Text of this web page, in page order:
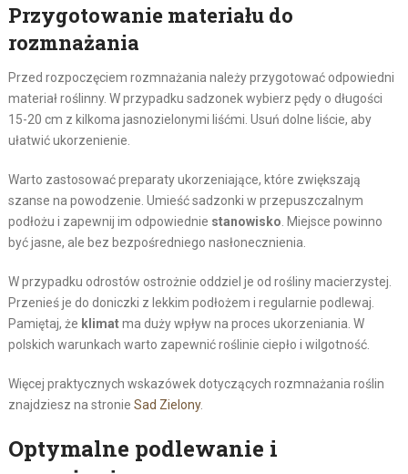
Przygotowanie materiału do
rozmnażania
Przed rozpoczęciem rozmnażania należy przygotować odpowiedni
materiał roślinny. W przypadku sadzonek wybierz pędy o długości
15-20 cm z kilkoma jasnozielonymi liśćmi. Usuń dolne liście, aby
ułatwić ukorzenienie.
Warto zastosować preparaty ukorzeniające, które zwiększają
szanse na powodzenie. Umieść sadzonki w przepuszczalnym
podłożu i zapewnij im odpowiednie stanowisko . Miejsce powinno
być jasne, ale bez bezpośredniego nasłonecznienia.
W przypadku odrostów ostrożnie oddziel je od rośliny macierzystej.
Przenieś je do doniczki z lekkim podłożem i regularnie podlewaj.
Pamiętaj, że klimatma duży wpływ na proces ukorzeniania. W
polskich warunkach warto zapewnić roślinie ciepło i wilgotność.
Więcej praktycznych wskazówek dotyczących rozmnażania roślin
znajdziesz na stronie Sad Zielony.
Optymalne podlewanie i